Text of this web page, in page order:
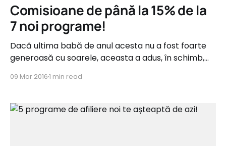
Comisioane de până la 15% de la
7 noi programe!
Dacă ultima babă de anul acesta nu a fost foarte
generoasă cu soarele, aceasta a adus, în schimb,
Acestea vin din categorii precum Fashion, IT&C,
mai jos lista noilor sosiți: Chicco.ro
09 Mar 20161 min read